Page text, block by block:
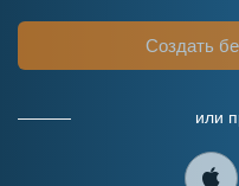
Создать
или